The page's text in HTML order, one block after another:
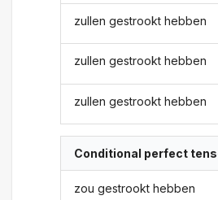
zullen gestrookt hebben
zullen gestrookt hebben
zullen gestrookt hebben
Conditional perfect
zou gestrookt hebben